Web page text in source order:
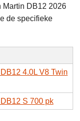
Martin DB12 2026
de specifieke
4.0L V8 Twin
S 700 pk